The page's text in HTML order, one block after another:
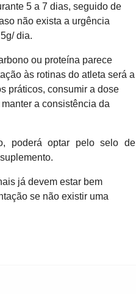
5 a 7 dias, seguido de
não exista a urgência
dia.
ou proteína parece
às rotinas do atleta será a
práticos, consumir a dose
a consistência da
poderá optar pelo selo de
já devem estar bem
se não existir uma